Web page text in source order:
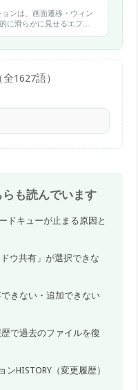
ンは、画面遷移・ウィン
に滑らかに見せるエフェ
速度調整が可能です。
1627語）
も読んでいます
ドキューが止まる原因と
ウ共有」が選択できな
きない・追加できない
で過去のファイルを復
HISTORY（変更履歴）